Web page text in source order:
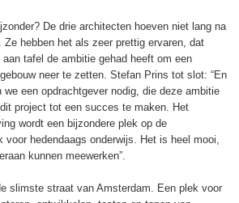
De drie architecten hoeven niet lang na
Ze hebben het als zeer prettig ervaren, dat
tafel de ambitie gehad heeft om een
neer te zetten. Stefan Prins tot slot: “En
we een opdrachtgever nodig, die deze ambitie
project tot een succes te maken. Het
wordt een bijzondere plek op de
hedendaags onderwijs. Het is heel mooi,
kunnen meewerken”.
slimste straat van Amsterdam. Een plek voor